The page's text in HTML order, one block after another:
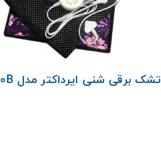
تشک برقی شنی ایرداکتر مدل HP-3000B